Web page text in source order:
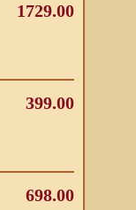
1729.00
399.00
698.00